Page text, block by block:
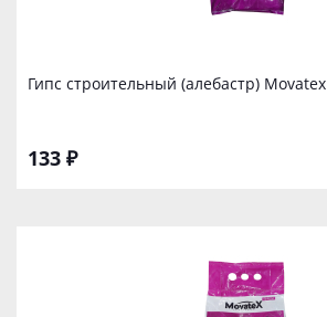
Гипс строительный (алебастр) Movatex
133 ₽